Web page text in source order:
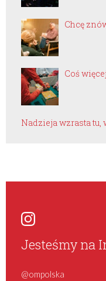
Chcę
Coś
Nadzieja wzrasta
Jesteśmy na
@ompolska